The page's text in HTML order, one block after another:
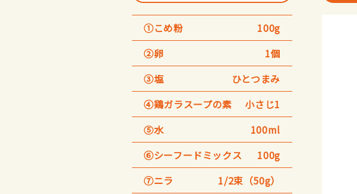
①こめ粉
100g
②卵
1個
③塩
ひとつまみ
④鶏ガラスープの素
小さじ1
⑤水
100ml
⑥シーフードミックス
100g
⑦ニラ
1/2束（50g）